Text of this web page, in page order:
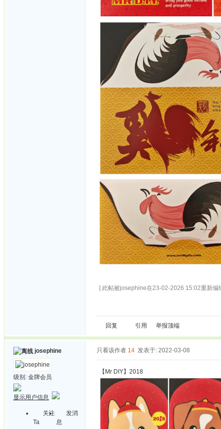
[ 此帖被josephine在23-02-2026 15:02重新编
回复 引用 举报顶端
josephine
级别: 金牌会员
显示用户信息
关注
Ta
发消
息
只看该作者 14 发表于: 2022-03-08
【Mr DIY】2018